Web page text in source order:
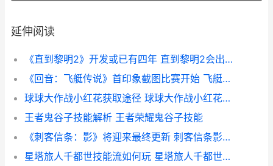
延伸阅读
《直到黎明2》开发或已有四年 直到黎明2会出吗?
《回音：飞艇传说》首印象截图比赛开始 飞艇回血上岸是真的吗
球球大作战小红花获取途径 球球大作战小红花妙妙屋截止时间
王者鬼谷子技能解析 王者荣耀鬼谷子技能
《刺客信条：影》将迎来最终更新 刺客信条影寒冬强盗位置
星塔旅人千都世技能流如何玩 星塔旅人千都世特殊回忆